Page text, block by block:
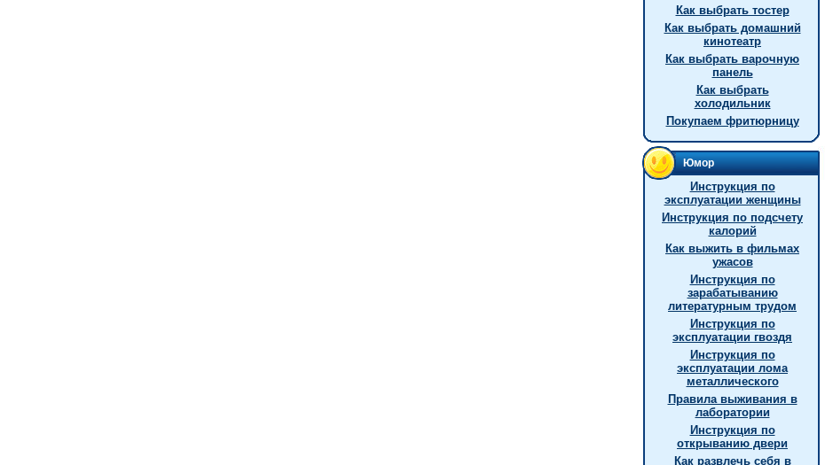
Как выбрать тостер
Как выбрать домашний
кинотеатр
Как выбрать варочную
панель
Как выбрать
холодильник
Покупаем фритюрницу
Юмор
Инструкция по
эксплуатации женщины
Инструкция по подсчету
калорий
Как выжить в фильмах
ужасов
Инструкция по
зарабатыванию
литературным трудом
Инструкция по
эксплуатации гвоздя
Инструкция по
эксплуатации лома
металлического
Правила выживания в
лаборатории
Инструкция по
открыванию двери
Как развлечь себя в